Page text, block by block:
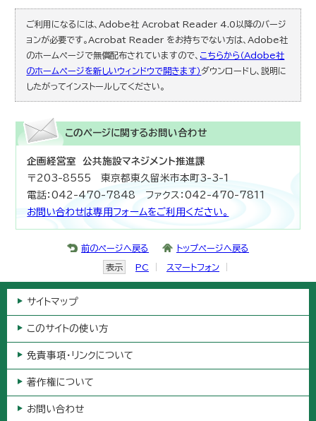
ご利用になるには、Adobe社 Acrobat Reader 4.0以降のバージ
ョンが必要です。Acrobat Reader をお持ちでない方は、Adobe社
のホームページで無償配布されていますので、 こちらから（Adobe社
のホームページを新しいウィンドウで開きます）ダウンロードし、説明に
したがってインストールしてください。
このページに関するお問い合わせ
企画経営室 公共施設マネジメント推進課
〒203-8555 東京都東久留米市本町3-3-1
電話：042-470-7848 ファクス：042-470-7811
お問い合わせは専用フォームをご利用ください。
前のページへ戻る トップページへ戻る
表示 PC スマートフォン
サイトマップ
このサイトの使い方
免責事項・リンクについて
著作権について
お問い合わせ